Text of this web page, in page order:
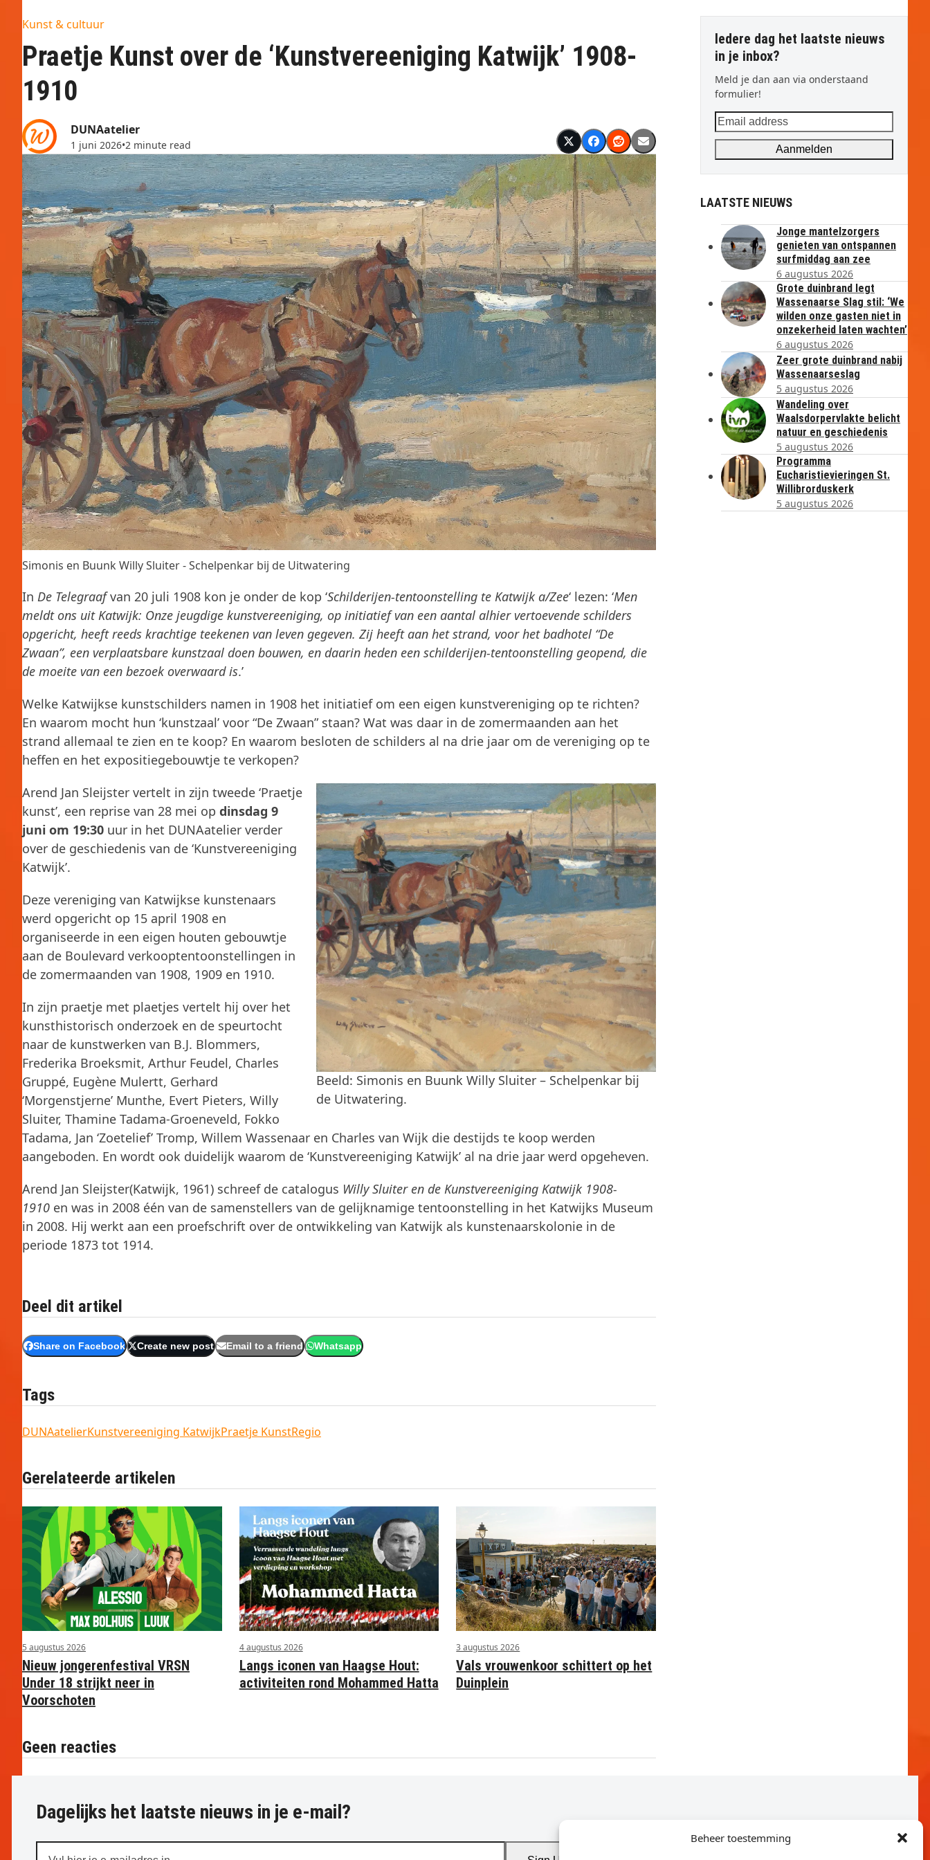
Beheer toestemming
Kunst & cultuur
Praetje Kunst over de ‘Kunstvereeniging Katwijk’ 1908-
1910
DUNAatelier
1 juni 2026•2 minute read
Simonis en Buunk Willy Sluiter - Schelpenkar bij de Uitwatering
In De Telegraafvan 20 juli 1908 kon je onder de kop ‘Schilderijen-tentoonstelling te Katwijk a/Zee‘ lezen: ‘Men
meldt ons uit Katwijk: Onze jeugdige kunstvereeniging, op initiatief van een aantal alhier vertoevende schilders
opgericht, heeft reeds krachtige teekenen van leven gegeven. Zij heeft aan het strand, voor het badhotel “De
Zwaan”, een verplaatsbare kunstzaal doen bouwen, en daarin heden een schilderijen-tentoonstelling geopend, die
de moeite van een bezoek overwaard is.’
Welke Katwijkse kunstschilders namen in 1908 het initiatief om een eigen kunstvereniging op te richten?
En waarom mocht hun ‘kunstzaal’ voor “De Zwaan” staan? Wat was daar in de zomermaanden aan het
strand allemaal te zien en te koop? En waarom besloten de schilders al na drie jaar om de vereniging op te
heffen en het expositiegebouwtje te verkopen?
Beeld: Simonis en Buunk Willy Sluiter – Schelpenkar bij
de Uitwatering.
Arend Jan Sleijster vertelt in zijn tweede ‘Praetje
kunst’, een reprise van 28 mei op dinsdag 9
juni om 19:30 uur in het DUNAatelier verder
over de geschiedenis van de ‘Kunstvereeniging
Katwijk’.
Deze vereniging van Katwijkse kunstenaars
werd opgericht op 15 april 1908 en
organiseerde in een eigen houten gebouwtje
aan de Boulevard verkooptentoonstellingen in
de zomermaanden van 1908, 1909 en 1910.
In zijn praetje met plaetjes vertelt hij over het
kunsthistorisch onderzoek en de speurtocht
naar de kunstwerken van B.J. Blommers,
Frederika Broeksmit, Arthur Feudel, Charles
Gruppé, Eugène Mulertt, Gerhard
‘Morgenstjerne’ Munthe, Evert Pieters, Willy
Sluiter, Thamine Tadama-Groeneveld, Fokko
Tadama, Jan ‘Zoetelief’ Tromp, Willem Wassenaar en Charles van Wijk die destijds te koop werden
aangeboden. En wordt ook duidelijk waarom de ‘Kunstvereeniging Katwijk’ al na drie jaar werd opgeheven.
Arend Jan Sleijster(Katwijk, 1961) schreef de catalogus Willy Sluiter en de Kunstvereeniging Katwijk 1908-
1910 en was in 2008 één van de samenstellers van de gelijknamige tentoonstelling in het Katwijks Museum
in 2008. Hij werkt aan een proefschrift over de ontwikkeling van Katwijk als kunstenaarskolonie in de
periode 1873 tot 1914.
Deel dit artikel
Share on Facebook Create new post Email to a friend Whatsapp
Tags
DUNAatelierKunstvereeniging KatwijkPraetje KunstRegio
Gerelateerde artikelen
5 augustus 2026
Nieuw jongerenfestival VRSN
Under 18 strijkt neer in
Voorschoten
4 augustus 2026
Langs iconen van Haagse Hout:
activiteiten rond Mohammed Hatta
3 augustus 2026
Vals vrouwenkoor schittert op het
Duinplein
Geen reacties
Iedere dag het laatste nieuws
in je inbox?
Meld je dan aan via onderstaand
formulier!
Email
address
Aanmelden
LAATSTE NIEUWS
Jonge mantelzorgers
genieten van ontspannen
surfmiddag aan zee
6 augustus 2026
Grote duinbrand legt
Wassenaarse Slag stil: ‘We
wilden onze gasten niet in
onzekerheid laten wachten’
6 augustus 2026
Zeer grote duinbrand nabij
Wassenaarseslag
5 augustus 2026
Wandeling over
Waalsdorpervlakte belicht
natuur en geschiedenis
5 augustus 2026
Programma
Eucharistievieringen St.
Willibrorduskerk
5 augustus 2026
Dagelijks het laatste nieuws in je e-mail?